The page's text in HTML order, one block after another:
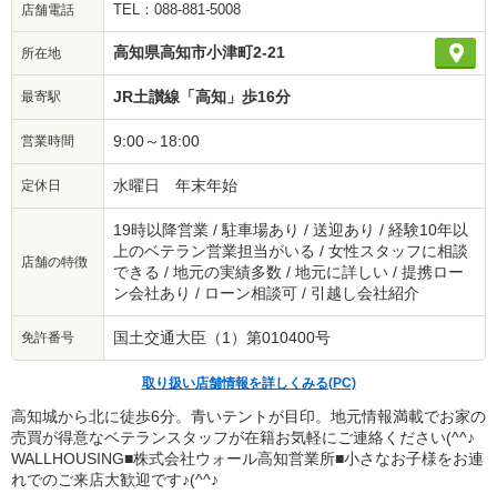
店舗電話 TEL：088-881-5008
所在地 高知県高知市小津町2-21
最寄駅 JR土讃線「高知」歩16分
営業時間 9:00～18:00
定休日 水曜日 年末年始
店舗の特徴
19時以降営業 / 駐車場あり / 送迎あり / 経験10年以
上のベテラン営業担当がいる / 女性スタッフに相談
できる / 地元の実績多数 / 地元に詳しい / 提携ロー
ン会社あり / ローン相談可 / 引越し会社紹介
免許番号 国土交通大臣（1）第010400号
取り扱い店舗情報を詳しくみる(PC)
高知城から北に徒歩6分。青いテントが目印。地元情報満載でお家の
売買が得意なベテランスタッフが在籍お気軽にご連絡ください(^^♪
WALLHOUSING■株式会社ウォール高知営業所■小さなお子様をお連
れでのご来店大歓迎です♪(^^♪